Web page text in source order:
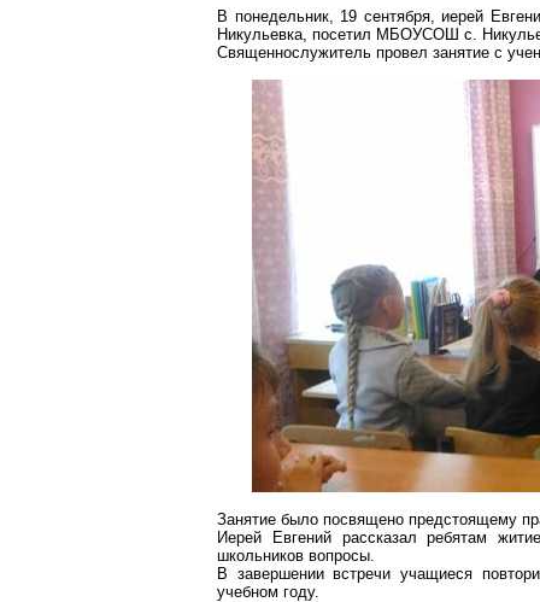
В понедельник, 19 сентября, иерей
Никульевка, посетил МБОУСОШ с.
Священнослужитель провел занятие с
Занятие было посвящено предстоящему
Иерей Евгений рассказал ребятам
школьников вопросы.
В завершении встречи учащиеся
учебном году.